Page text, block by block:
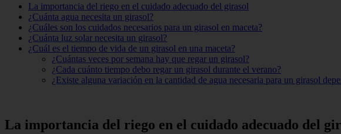
La importancia del riego en el cuidado adecuado del girasol
¿Cuánta agua necesita un girasol?
¿Cuáles son los cuidados necesarios para un girasol en maceta?
¿Cuánta luz solar necesita un girasol?
¿Cuál es el tiempo de vida de un girasol en una maceta?
¿Cuántas veces por semana hay que regar un girasol?
¿Cada cuánto tiempo debo regar un girasol durante el verano?
¿Existe alguna variación en la cantidad de agua necesaria para un girasol
La importancia del riego en el cuidado adecuado del